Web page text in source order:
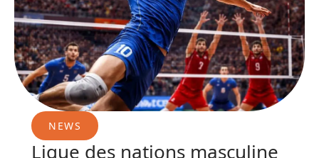
NEWS
Ligue des nations masculine